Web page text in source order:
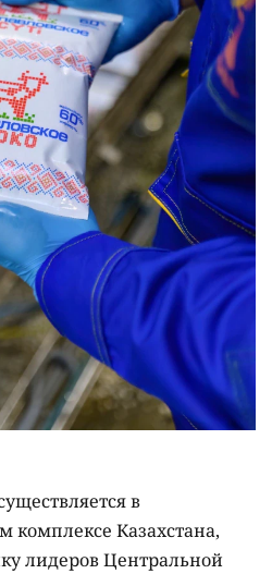
в
Казахстана,
лидеров Центральной